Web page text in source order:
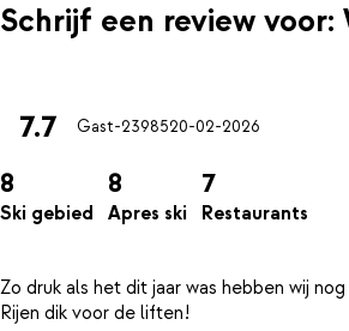
Schrijf een review voor:
7.7 Gast-2398520-02-2026
8
Ski gebied
8
Apres ski
7
Restaurants
Zo druk als het dit jaar was hebben wij